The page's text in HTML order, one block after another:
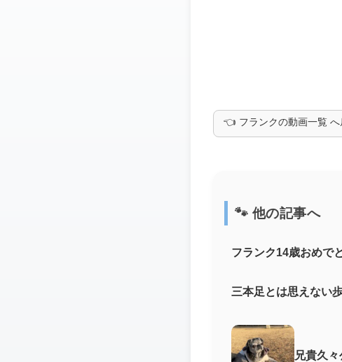
👈 フランクの動画一覧 へ
🐾 他の記事へ
フランク14歳おめで
三本足とは思えない
兄貴久々